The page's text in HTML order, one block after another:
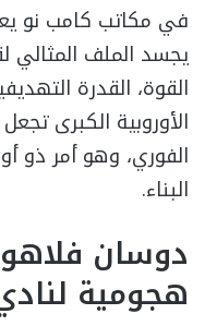
في مكاتب كامب نو
يجسد الملف المثالي
القوة، القدرة
الأوروبية الكبرى
الفوري، وهو أمر ذو
البناء.
دوسان
هجومية